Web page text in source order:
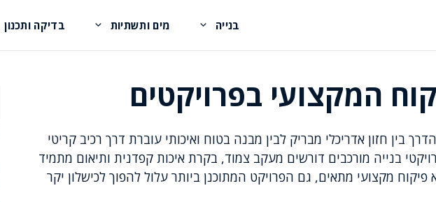
בנייה מים ותשתיות בדיקה ותכנון
המקצועי בפרויקטים
בין חזון אדריכלי מבריק לבין מבנה בטוח ואיכותי עוברת דרך רכיב קריטי
בנייה מורכבים דורשים מעקב צמוד, בקרת איכות קפדנית ותיאום מתמיד
מקצועי מתאים, גם הפרויקט המתוכנן ביותר עלול להפוך לכישלון יקר